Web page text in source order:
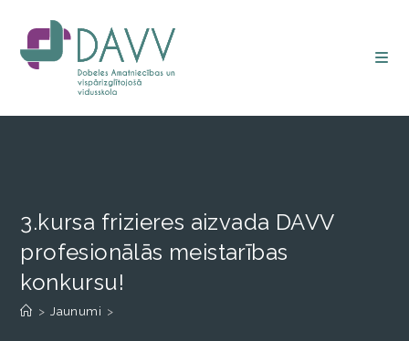
3.kursa frizieres aizvada DAVV
profesionālās meistarības
konkursu!
> Jaunumi >